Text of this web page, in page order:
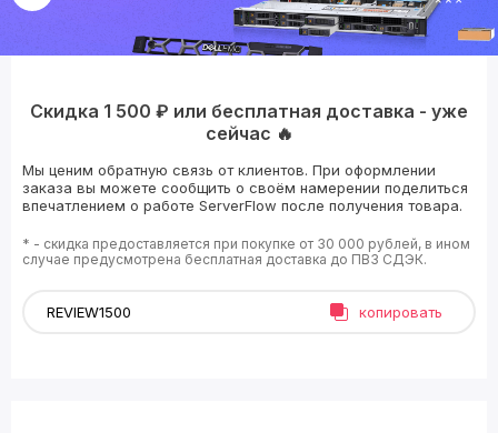
Скидка 1 500 ₽ или бесплатная доставка - уже
сейчас 🔥
Мы ценим обратную связь от клиентов. При оформлении
заказа вы можете сообщить о своём намерении поделиться
впечатлением о работе ServerFlow после получения товара.
* - скидка предоставляется при покупке от 30 000 рублей, в ином
случае предусмотрена бесплатная доставка до ПВЗ СДЭК.
копировать